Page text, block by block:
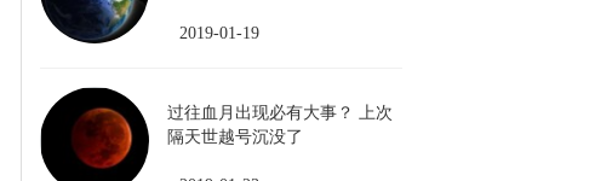
2019-01-19
过往血月出现必有大事？ 上次
隔天世越号沉没了